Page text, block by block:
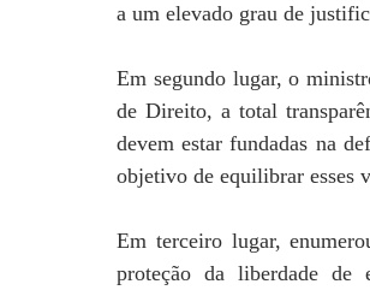
a um elevado grau de
Em segundo lugar, o
de Direito, a total
devem estar fundadas na
objetivo de equilibrar esses
Em terceiro lugar,
proteção da liberdade